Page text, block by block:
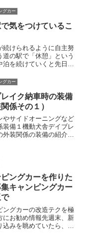
グカー
気をつけているこ
続けられるように自主努
道の駅で「休憩」という
泊を続けていくと先日書
って周りの方に迷惑をか
で、すでに語られ尽くさ
ではありますが、車中泊
グカー
イク納車時の装備
関係その１）
やサイドオーニングなど
装備１機動犬舎デイブレ
外装関係の装備の紹介で
発電機を装備した完全自
ックレーの売り。マック
はコールマンのポーラ
ングカーを作りた
キャンピングカー
ングカーの改造テクを極
にお勧め情報先週末、新
込みを眺めていたら、あ